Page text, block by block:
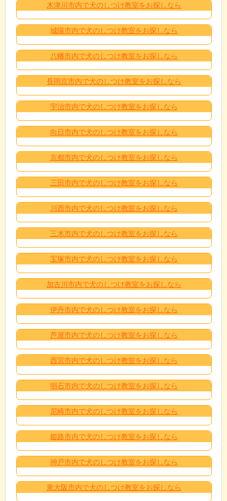
木津川市内で犬のしつけ教室をお探しなら
城陽市内で犬のしつけ教室をお探しなら
八幡市内で犬のしつけ教室をお探しなら
長岡京市内で犬のしつけ教室をお探しなら
宇治市内で犬のしつけ教室をお探しなら
向日市内で犬のしつけ教室をお探しなら
京都市内で犬のしつけ教室をお探しなら
三田市内で犬のしつけ教室をお探しなら
川西市内で犬のしつけ教室をお探しなら
三木市内で犬のしつけ教室をお探しなら
宝塚市内で犬のしつけ教室をお探しなら
加古川市内で犬のしつけ教室をお探しなら
伊丹市内で犬のしつけ教室をお探しなら
芦屋市内で犬のしつけ教室をお探しなら
西宮市内で犬のしつけ教室をお探しなら
明石市内で犬のしつけ教室をお探しなら
尼崎市内で犬のしつけ教室をお探しなら
姫路市内で犬のしつけ教室をお探しなら
神戸市内で犬のしつけ教室をお探しなら
東大阪市内で犬のしつけ教室をお探しなら